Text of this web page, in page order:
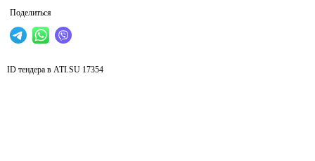
Поделиться
ID тендера в ATI.SU 17354